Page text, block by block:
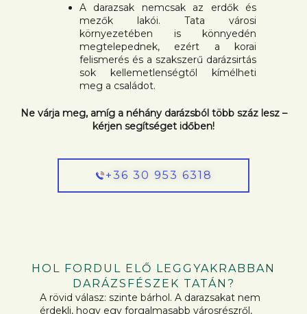
A darazsak nemcsak az erdők és
mezők lakói. Tata városi
környezetében is könnyedén
megtelepednek, ezért a korai
felismerés és a szakszerű darázsirtás
sok kellemetlenségtől kímélheti
meg a családot.
Ne várja meg, amíg a néhány darázsból több száz lesz –
kérjen segítséget időben!
+36 30 953 6318
HOL FORDUL ELŐ LEGGYAKRABBAN
DARÁZSFÉSZEK TATÁN?
A rövid válasz: szinte bárhol. A darazsakat nem
érdekli, hogy egy forgalmasabb városrészről,